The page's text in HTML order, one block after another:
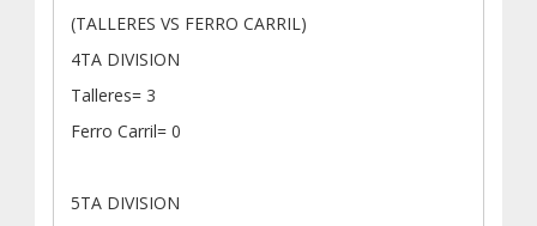
(TALLERES VS FERRO CARRIL)
4TA DIVISION
Talleres= 3
Ferro Carril= 0
5TA DIVISION